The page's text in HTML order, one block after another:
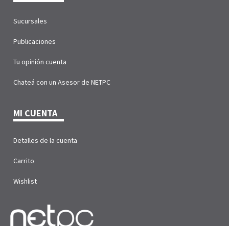
Sucursales
Publicaciones
Tu opinión cuenta
Chateá con un Asesor de NETPC
MI CUENTA
Detalles de la cuenta
Carrito
Wishlist